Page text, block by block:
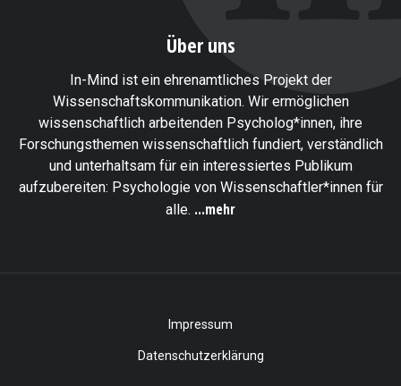
Über uns
In-Mind ist ein ehrenamtliches Projekt der
Wissenschaftskommunikation. Wir ermöglichen
wissenschaftlich arbeitenden Psycholog*innen, ihre
Forschungsthemen wissenschaftlich fundiert, verständlich
und unterhaltsam für ein interessiertes Publikum
aufzubereiten: Psychologie von Wissenschaftler*innen für
alle. ...mehr
Impressum
Datenschutzerklärung